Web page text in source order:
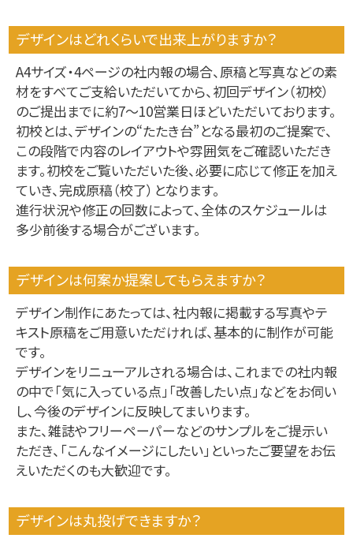
デザインはどれくらいで出来上がりますか？
A4サイズ・4ページの社内報の場合、原稿と写真などの素
材をすべてご支給いただいてから、初回デザイン（初校）
のご提出までに約7〜10営業日ほどいただいております。
初校とは、デザインの“たたき台”となる最初のご提案で、
この段階で内容のレイアウトや雰囲気をご確認いただき
ます。初校をご覧いただいた後、必要に応じて修正を加え
ていき、完成原稿（校了）となります。
進行状況や修正の回数によって、全体のスケジュールは
多少前後する場合がございます。
デザインは何案か提案してもらえますか？
デザイン制作にあたっては、社内報に掲載する写真やテ
キスト原稿をご用意いただければ、基本的に制作が可能
です。
デザインをリニューアルされる場合は、これまでの社内報
の中で「気に入っている点」「改善したい点」などをお伺い
し、今後のデザインに反映してまいります。
また、雑誌やフリーペーパーなどのサンプルをご提示い
ただき、「こんなイメージにしたい」といったご要望をお伝
えいただくのも大歓迎です。
デザインは丸投げできますか？